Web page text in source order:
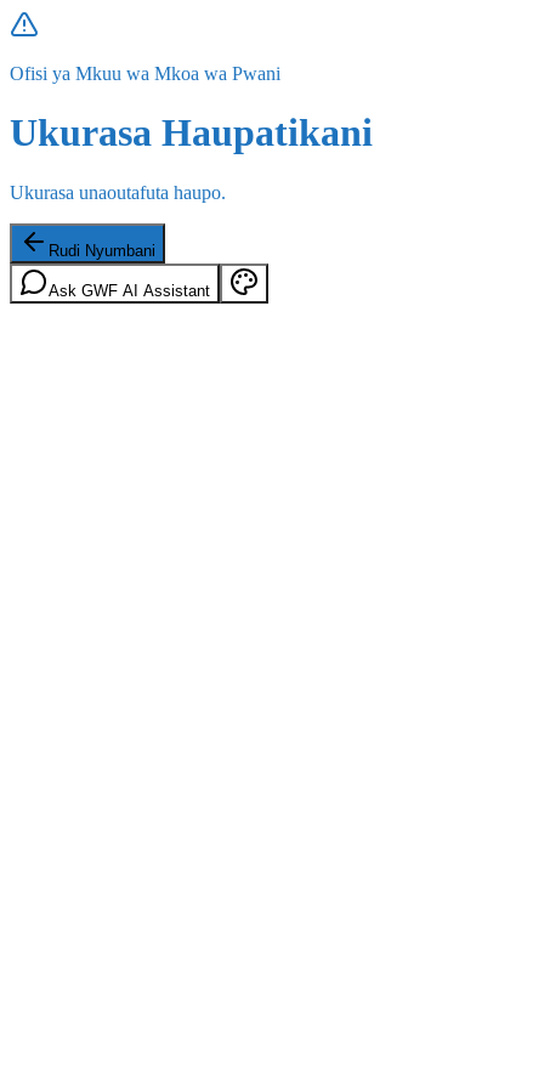
Ofisi ya Mkuu wa Mkoa wa Pwani
Ukurasa Haupatikani
Ukurasa unaoutafuta haupo.
Rudi Nyumbani
Ask GWF AI Assistant